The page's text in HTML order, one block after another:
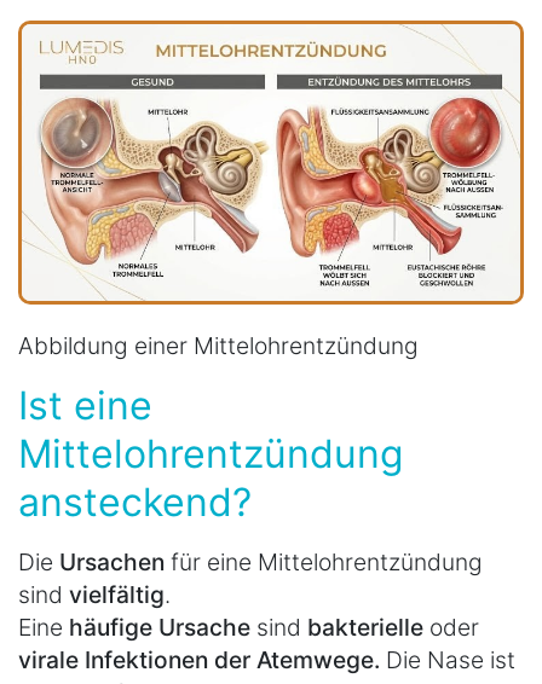
Abbildung einer Mittelohrentzündung
Ist eine
Mittelohrentzündung
ansteckend?
Die Ursachen für eine Mittelohrentzündung
sind vielfältig.
Eine häufige Ursache sind bakterielle oder
virale Infektionen der Atemwege. Die Nase ist